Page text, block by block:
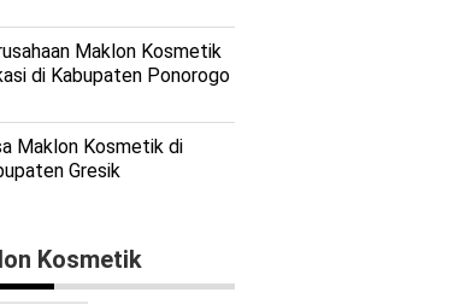
Maklon Kosmetik
di Kabupaten Ponorogo
Maklon Kosmetik di
Gresik
Kosmetik